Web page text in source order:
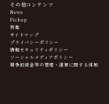
その他コンテンツ
News
Pickup
特集
サイトマップ
プライバシーポリシー
情報セキュリティポリシー
ソーシャルメディアポリシー
競争的資金等の管理・運営に関する体制